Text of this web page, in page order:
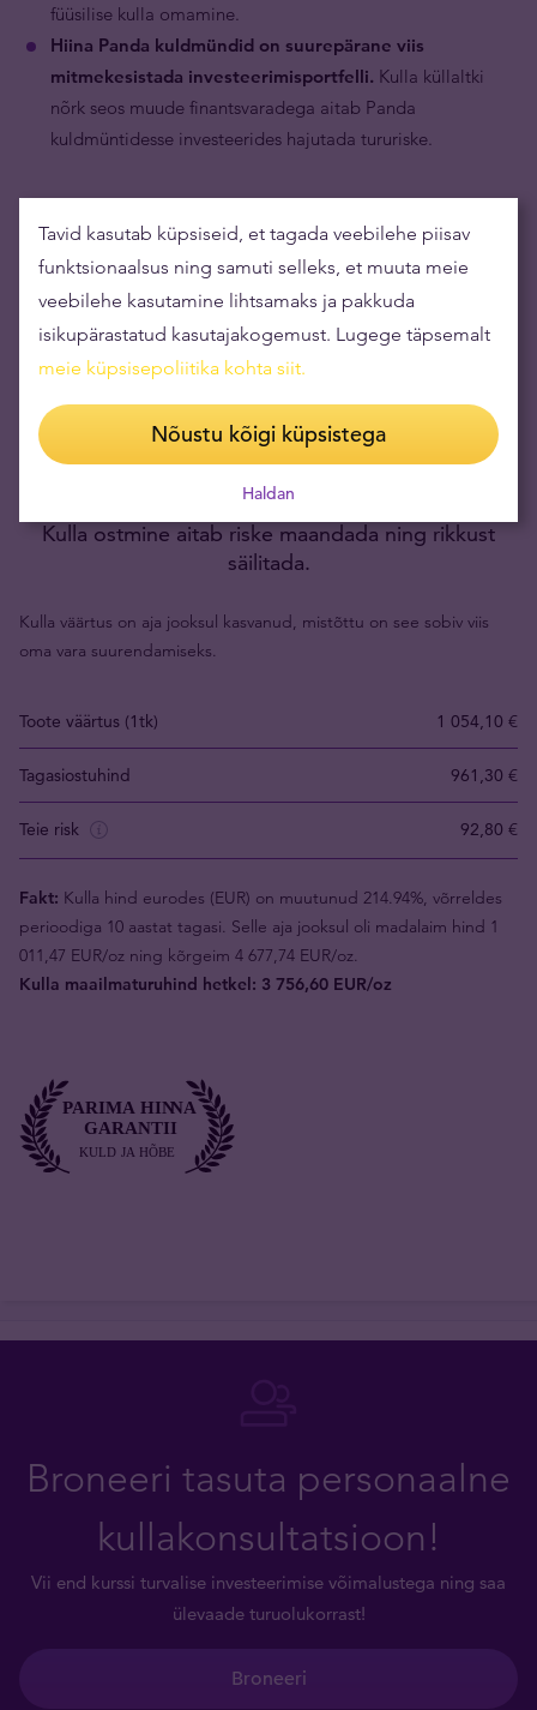
füüsilise kulla omamine.
Hiina Panda kuldmündid on suurepärane viis
mitmekesistada investeerimisportfelli. Kulla küllaltki
nõrk seos muude finantsvaradega aitab Panda
kuldmüntidesse investeerides hajutada tururiske.
Kulla ostmine aitab riske maandada ning rikkust
säilitada.
Kulla väärtus on aja jooksul kasvanud, mistõttu on see sobiv viis
oma vara suurendamiseks.
Toote väärtus (1tk) 1 054,10 €
Tagasiostuhind 961,30 €
Teie risk 92,80 €
Fakt: Kulla hind eurodes (EUR) on muutunud 214.94%, võrreldes
perioodiga 10 aastat tagasi. Selle aja jooksul oli madalaim hind 1
011,47 EUR/oz ning kõrgeim 4 677,74 EUR/oz.
Kulla maailmaturuhind hetkel: 3 756,60 EUR/oz
Broneeri tasuta personaalne
kullakonsultatsioon!
Vii end kurssi turvalise investeerimise võimalustega ning saa
ülevaade turuolukorrast!
Broneeri
Tavid kasutab küpsiseid, et tagada veebilehe piisav
funktsionaalsus ning samuti selleks, et muuta meie
veebilehe kasutamine lihtsamaks ja pakkuda
isikupärastatud kasutajakogemust. Lugege täpsemalt
meie küpsisepoliitika kohta siit.
Nõustu kõigi küpsistega
Haldan